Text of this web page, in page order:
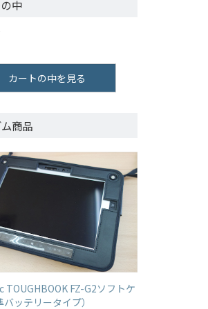
中
カートの中を見る
商品
TOUGHBOOK FZ-G2ソフトケ
ッテリータイプ）